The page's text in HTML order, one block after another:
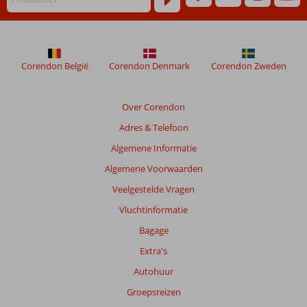
niet
weergegeven
om
Over Corendon
Adres & Telefoon
Algemene Informatie
Algemene Voorwaarden
Veelgestelde Vragen
Vluchtinformatie
Bagage
Extra's
Autohuur
Groepsreizen
Corendon België Corendon Denmark Corendon Zweden